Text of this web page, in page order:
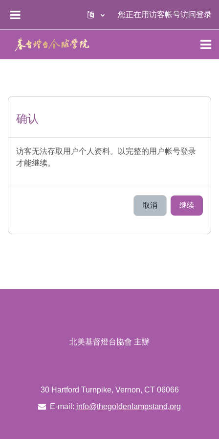
您正在用访客帐号访问登录
确认
访客无法存取用户个人资料。以完整的用户帐号登录
才能继续。
取消 继续
北美基督燈台協會 主辦
30 Hartford Turnpike, Vernon, CT 06066
E-mail: info@thegoldenlampstand.org